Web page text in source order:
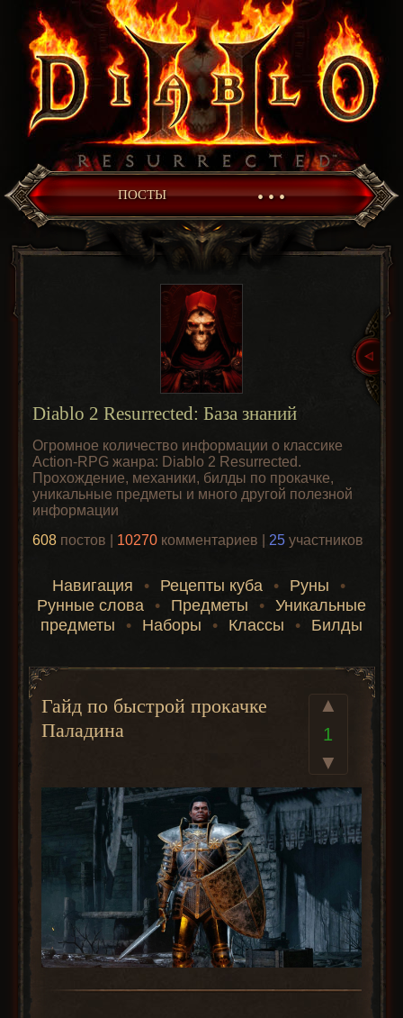
ПОСТЫ • • •
Diablo 2 Resurrected: База знаний
Огромное количество информации о классике
Action-RPG жанра: Diablo 2 Resurrected.
Прохождение, механики, билды по прокачке,
уникальные предметы и много другой полезной
информации
608 постов | 10270 комментариев | 25 участников
Навигация • Рецепты куба • Руны
•
Рунные слова
• Предметы • Уникальные
предметы
• Наборы • Классы • Билды
▲
1
▼
Гайд по быстрой прокачке
Паладина